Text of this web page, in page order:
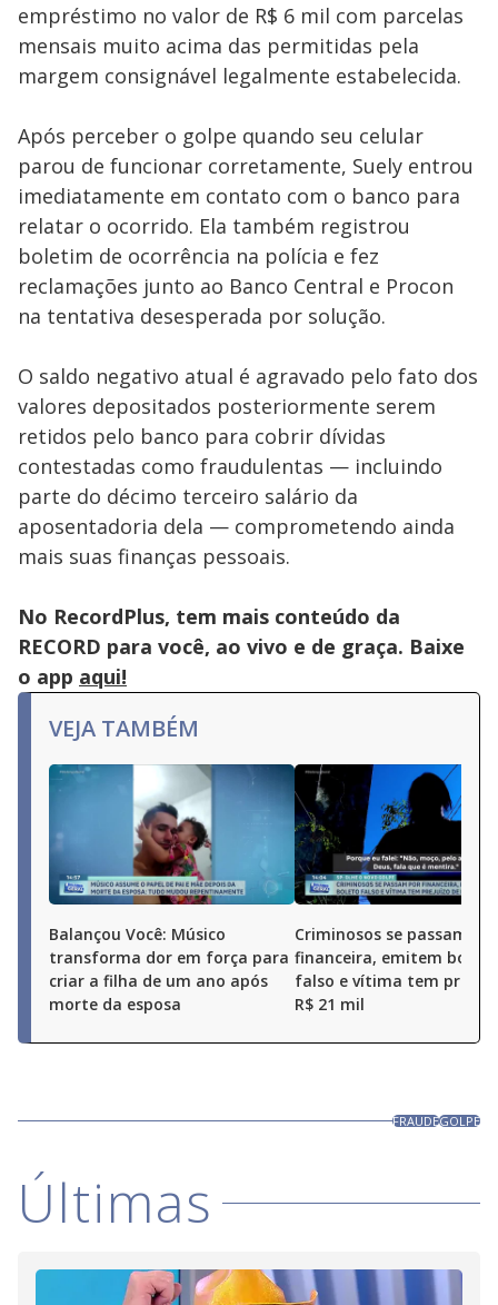
empréstimo no valor de R$ 6 mil com parcelas
mensais muito acima das permitidas pela
margem consignável legalmente estabelecida.
Após perceber o golpe quando seu celular
parou de funcionar corretamente, Suely entrou
imediatamente em contato com o banco para
relatar o ocorrido. Ela também registrou
boletim de ocorrência na polícia e fez
reclamações junto ao Banco Central e Procon
na tentativa desesperada por solução.
O saldo negativo atual é agravado pelo fato dos
valores depositados posteriormente serem
retidos pelo banco para cobrir dívidas
contestadas como fraudulentas — incluindo
parte do décimo terceiro salário da
aposentadoria dela — comprometendo ainda
mais suas finanças pessoais.
No RecordPlus, tem mais conteúdo da
RECORD para você, ao vivo e de graça. Baixe
o app aqui!
VEJA TAMBÉM
Balançou Você: Músico
transforma dor em força para
criar a filha de um ano após
morte da esposa
Criminosos se passam por
financeira, emitem boleto
falso e vítima tem
R$ 21 mil
FRAUDEGOLPE
Últimas